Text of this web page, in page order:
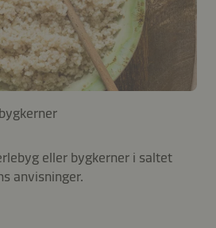
eller bygkerner i saltet
anvisninger.